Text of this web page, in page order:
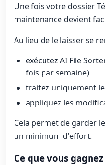
Une fois votre dossier
maintenance devient
Au lieu de le laisser se
exécutez AI File
fois par semaine)
traitez uniquement
appliquez les
Cela permet de garder
un minimum d'effort.
Ce que vous gagnez